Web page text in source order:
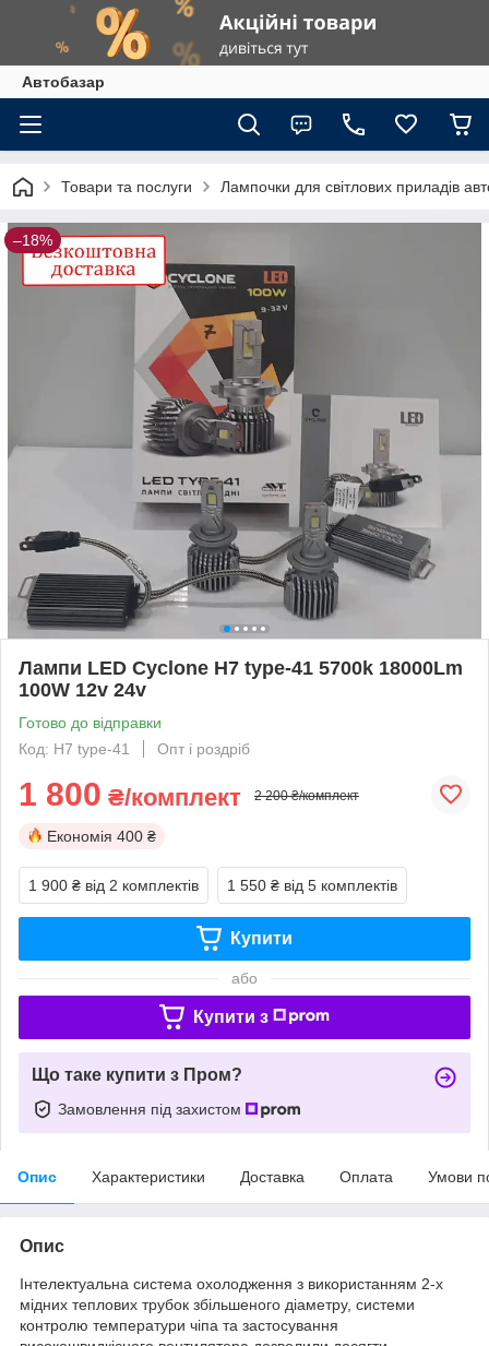
Автобазар
Товари та послуги Лампочки для світлових приладів
–18%
Лампи LED Cyclone H7 type-41 5700k 18000Lm
100W 12v 24v
Готово до відправки
Код: H7 type-41
Опт і роздріб
1 800 ₴/комплект 2 200 ₴/комплект
Економія 400 ₴
1 900 ₴ від 2 комплектів 1 550 ₴ від 5 комплектів
Купити
або
Купити з
Що таке купити з Пром?
Замовлення під захистом
Опис Характеристики Доставка Оплата Умови
Опис
Інтелектуальна система охолодження з використанням 2-х
мідних теплових трубок збільшеного діаметру, системи
контролю температури чіпа та застосування